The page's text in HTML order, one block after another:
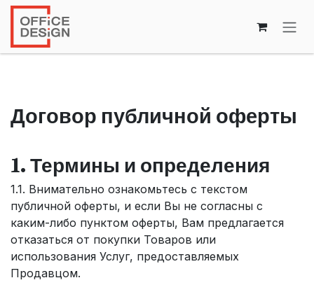
Перейти к содержимому
Договор публичной оферты
1. Термины и определения
1.1. Внимательно ознакомьтесь с текстом
публичной оферты, и если Вы не согласны с
каким-либо пунктом оферты, Вам предлагается
отказаться от покупки Товаров или
использования Услуг, предоставляемых
Продавцом.